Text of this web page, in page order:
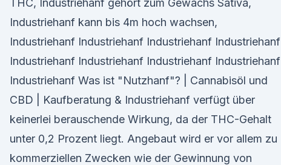
THC, Industriehanf gehört zum Gewächs Sativa,
Industriehanf kann bis 4m hoch wachsen,
Industriehanf Industriehanf Industriehanf Industriehanf
Industriehanf Industriehanf Industriehanf Industriehanf
Industriehanf Was ist "Nutzhanf"? | Cannabisöl und
CBD | Kaufberatung & Industriehanf verfügt über
keinerlei berauschende Wirkung, da der THC-Gehalt
unter 0,2 Prozent liegt. Angebaut wird er vor allem zu
kommerziellen Zwecken wie der Gewinnung von